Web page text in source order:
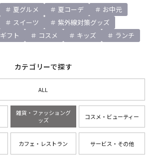
夏グルメ 夏コーデ
お中元
スイーツ
紫外線対策グッズ
ギフト コスメ キッズ ランチ
カテゴリーで探す
ALL
雑貨・ファッショング
ッズ
コスメ・ビューティー
カフェ・レストラン サービス・その他